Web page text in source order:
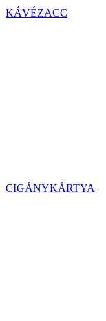
KÁVÉZACC
CIGÁNYKÁRTYA